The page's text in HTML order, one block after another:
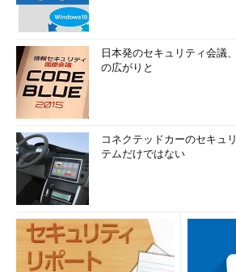
日本発のセキュリティ会議
の広がりと
コネクテッドカーのセキュ
テムだけではない